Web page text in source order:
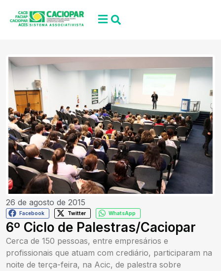
26 de agosto de 2015
Facebook Twitter WhatsApp
6º Ciclo de Palestras/Caciopar
Cerca de 150 pessoas, entre empresários e
profissionais que atuam com crediário, participaram na
noite de terça-feira, na Acic, de palestra sobre